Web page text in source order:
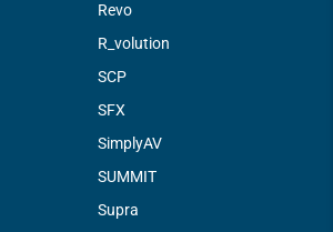
Revo
R_volution
SCP
SFX
SimplyAV
SUMMIT
Supra